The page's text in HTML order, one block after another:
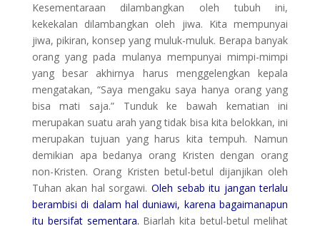
Kesementaraan dilambangkan oleh tubuh ini,
kekekalan dilambangkan oleh jiwa. Kita mempunyai
jiwa, pikiran, konsep yang muluk-muluk. Berapa banyak
orang yang pada mulanya mempunyai mimpi-mimpi
yang besar akhirnya harus menggelengkan kepala
mengatakan, “Saya mengaku saya hanya orang yang
bisa mati saja.” Tunduk ke bawah kematian ini
merupakan suatu arah yang tidak bisa kita belokkan, ini
merupakan tujuan yang harus kita tempuh. Namun
demikian apa bedanya orang Kristen dengan orang
non-Kristen. Orang Kristen betul-betul dijanjikan oleh
Tuhan akan hal sorgawi. Oleh sebab itu jangan terlalu
berambisi di dalam hal duniawi, karena bagaimanapun
itu bersifat sementara. Biarlah kita betul-betul melihat